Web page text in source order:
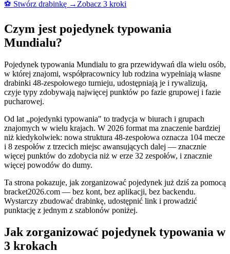
⚽ Stwórz drabinkę → Zobacz 3 kroki
Czym jest pojedynek typowania
Mundialu?
Pojedynek typowania Mundialu to gra przewidywań dla wielu osób,
w której znajomi, współpracownicy lub rodzina wypełniają własne
drabinki 48-zespołowego turnieju, udostępniają je i rywalizują,
czyje typy zdobywają najwięcej punktów po fazie grupowej i fazie
pucharowej.
Od lat „pojedynki typowania" to tradycja w biurach i grupach
znajomych w wielu krajach. W 2026 format ma znaczenie bardziej
niż kiedykolwiek: nowa struktura 48-zespołowa oznacza 104 mecze
i 8 zespołów z trzecich miejsc awansujących dalej — znacznie
więcej punktów do zdobycia niż w erze 32 zespołów, i znacznie
więcej powodów do dumy.
Ta strona pokazuje, jak zorganizować pojedynek już dziś za pomocą
bracket2026.com — bez kont, bez aplikacji, bez backendu.
Wystarczy zbudować drabinkę, udostępnić link i prowadzić
punktację z jednym z szablonów poniżej.
Jak zorganizować pojedynek typowania w
3 krokach